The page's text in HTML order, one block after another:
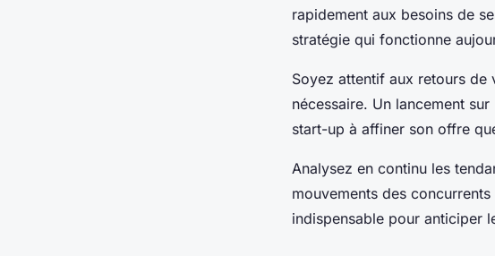
rapidement aux besoins de
stratégie qui fonctionne
Soyez attentif aux retours
nécessaire. Un lancement
start-up à affiner son offre
Analysez en continu les
mouvements des
indispensable pour anticiper